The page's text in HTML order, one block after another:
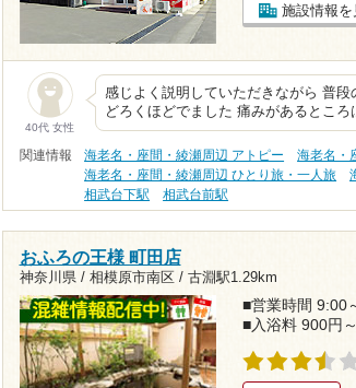
施設情報を
40代 女性
感じよく説明していただきながら 普
どろくほどでました 痛みがあるとこ
関連情報 海老名・座間・綾瀬周辺 アトピー
海老名・
海老名・座間・綾瀬周辺 ひとり旅・一人旅
相武台下駅
相武台前駅
おふろの王様 町田店
神奈川県 / 相模原市南区 / 古淵駅1.29km
■営業時間 9:00
■入浴料 900円～